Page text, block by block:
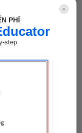
chỉ là tìm một câu
PHÍ
step
x